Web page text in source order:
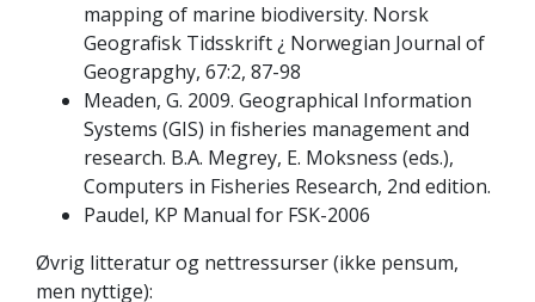
mapping of marine biodiversity. Norsk
Geografisk Tidsskrift ¿ Norwegian Journal of
Geograpghy, 67:2, 87-98
Meaden, G. 2009. Geographical Information
Systems (GIS) in fisheries management and
research. B.A. Megrey, E. Moksness (eds.),
Computers in Fisheries Research, 2nd edition.
Paudel, KP Manual for FSK-2006
Øvrig litteratur og nettressurser (ikke pensum,
men nyttige):